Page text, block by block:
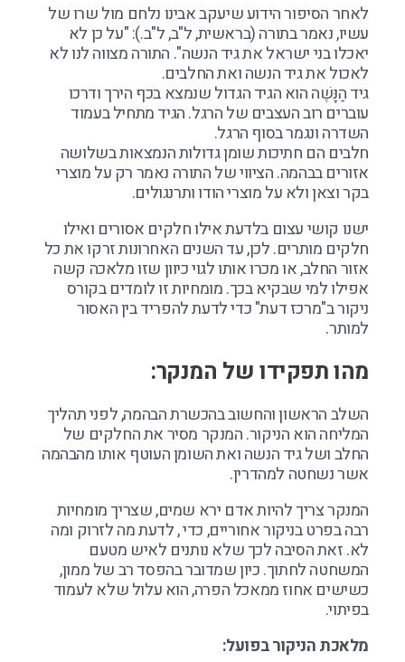
לאחר הסיפור הידוע שיעקב אבינו נלחם מול שרו של
עשיו, נאמר בתורה (בראשית, ל"ב, ל"ב.): "על כן לא
יאכלו בני ישראל את גיד הנשה". התורה מצווה לנו לא
לאכול את גיד הנשה ואת החלבים.
גיד הַנָּשֶׁה הוא הגיד הגדול שנמצא בכף הירך ודרכו
עוברים רוב העצבים של הרגל. הגיד מתחיל בעמוד
השדרה ונגמר בסוף הרגל.
חלבים הם חתיכות שומן גדולות הנמצאות בשלושה
אזורים בבהמה. הציווי של התורה נאמר רק על מוצרי
בקר וצאן ולא על מוצרי הודו ותרנגולים.
ישנו קושי עצום בלדעת אילו חלקים אסורים ואילו
חלקים מותרים. לכן, עד השנים האחרונות זרקו את כל
אזור החלב, או מכרו אותו לגוי כיוון שזו מלאכה קשה
אפילו למי שבקיא בכך. מומחיות זו לומדים בקורס
ניקור ב"מרכז דעת" כדי לדעת להפריד בין האסור
למותר.
מהו תפקידו של המנקר:
השלב הראשון והחשוב בהכשרת הבהמה, לפני תהליך
המליחה הוא הניקור. המנקר מסיר את החלקים של
החלב ושל גיד הנשה ואת השומן העוטף אותו מהבהמה
אשר נשחטה למהדרין.
המנקר צריך להיות אדם ירא שמים, שצריך מומחיות
רבה בפרט בניקור אחוריים, כדי , לדעת מה לזרוק ומה
לא. זאת הסיבה לכך שלא נותנים לאיש מטעם
המשחטה לחתוך. כיון שמדובר בהפסד רב של ממון,
כשישים אחוז ממאכל הפרה, הוא עלול שלא לעמוד
בפיתוי.
מלאכת הניקור בפועל: